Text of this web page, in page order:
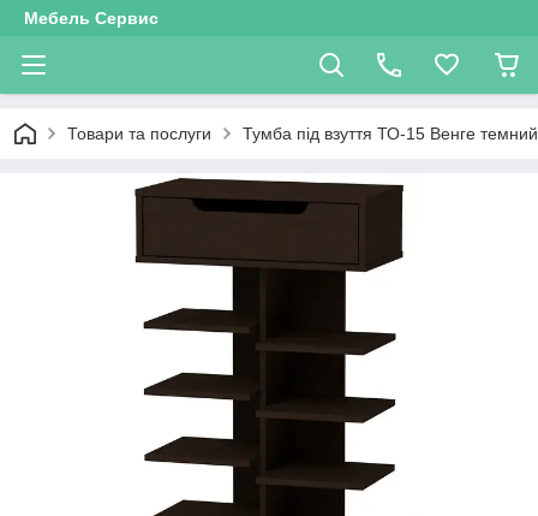
Мебель Сервис
Товари та послуги Тумба під взуття ТО-15 Венге